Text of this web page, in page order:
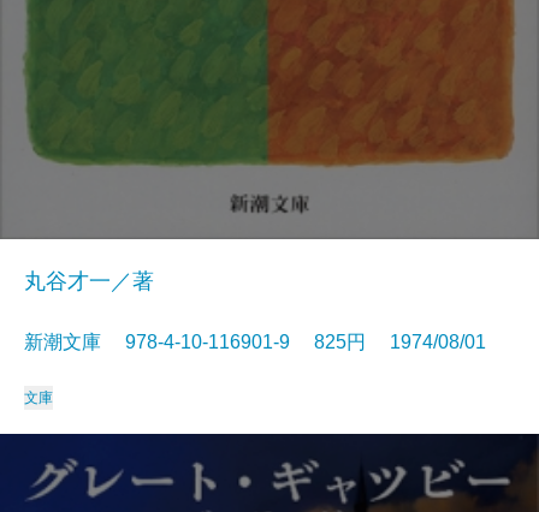
丸谷才一／著
新潮文庫 978-4-10-116901-9 825円 1974/08/01
文庫